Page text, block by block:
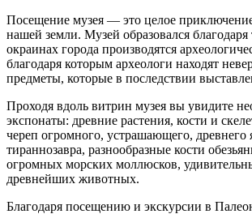
Посещение музея — это целое
нашей земли. Музей образовался благодаря
окраинах города производятся
благодаря которым археологи находят
предметы, которые в последствии
Проходя вдоль витрин музея вы увидите
экспонаты: древние растения, кости и
череп огромного, устрашающего,
тираннозавра, разнообразные кости
огромных морских моллюсков,
древнейших животных.
Благодаря посещению и экскурсии в